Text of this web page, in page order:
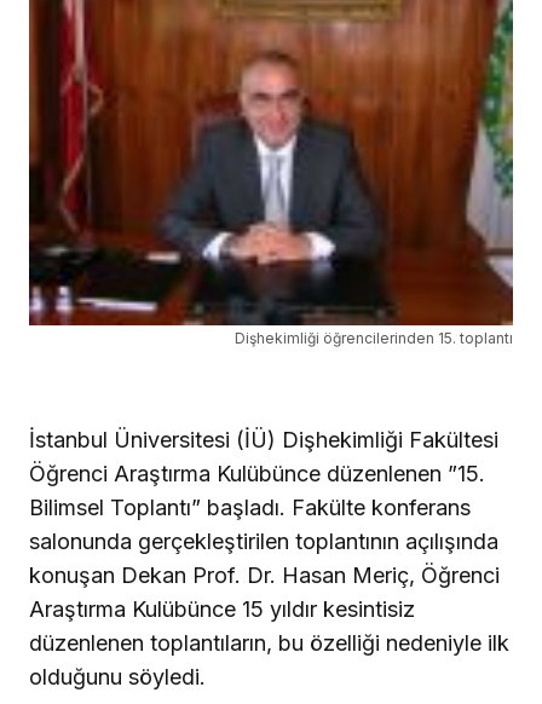
Dişhekimliği öğrencilerinden 15. toplantı
İstanbul Üniversitesi (İÜ) Dişhekimliği Fakültesi
Öğrenci Araştırma Kulübünce düzenlenen ”15.
Bilimsel Toplantı” başladı. Fakülte konferans
salonunda gerçekleştirilen toplantının açılışında
konuşan Dekan Prof. Dr. Hasan Meriç, Öğrenci
Araştırma Kulübünce 15 yıldır kesintisiz
düzenlenen toplantıların, bu özelliği nedeniyle ilk
olduğunu söyledi.